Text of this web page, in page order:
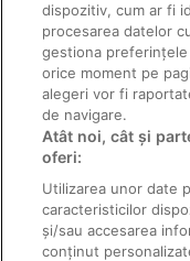
Păianjenul
dispozitiv, cum ar fi
procesarea datelor
gestiona preferințele
orice moment pe
alegeri vor fi
de navigare.
Atât noi, cât și
oferi:
Utilizarea unor date
caracteristicilor
și/sau accesarea
conținut